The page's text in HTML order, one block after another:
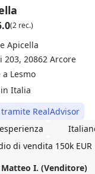
senza esitazioni.
(2 rec.)
Apicella
203, 20862 Arcore
Lesmo
Italia
RealAdvisor
di vendita 150k EUR
Matteo I. (Venditore)